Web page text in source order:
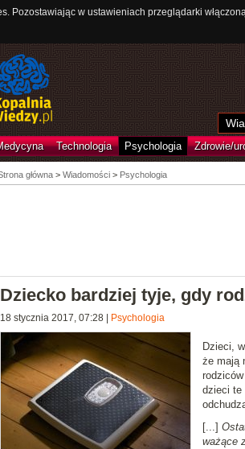
Pozostawiając w ustawieniach przeglądarki
Technologia Psychologia Zdrowie/
główna> Wiadomości > Psychologia
Dziecko bardziej tyje, gdy
18 stycznia 2017, 07:28| Psychologia
Dzieci,
że mają
dzieci te
[...]
ważące